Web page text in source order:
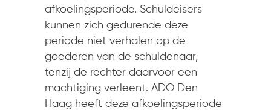
afkoelingsperiode. Schuldeisers
kunnen zich gedurende deze
periode niet verhalen op de
goederen van de schuldenaar,
tenzij de rechter daarvoor een
machtiging verleent. ADO Den
Haag heeft deze afkoelingsperiode